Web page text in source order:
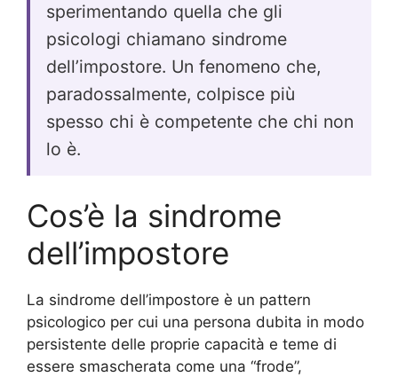
sperimentando quella che gli
psicologi chiamano sindrome
dell’impostore. Un fenomeno che,
paradossalmente, colpisce più
spesso chi è competente che chi non
lo è.
Cos’è la sindrome
dell’impostore
La sindrome dell’impostore è un pattern
psicologico per cui una persona dubita in modo
persistente delle proprie capacità e teme di
essere smascherata come una “frode”,